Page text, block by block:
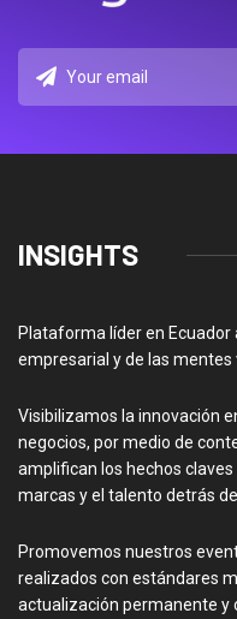
INSIGHTS
Plataforma líder en Ecuador
empresarial y de las
Visibilizamos la innovación
negocios, por medio de
amplifican los hechos
marcas y el talento detrás
Promovemos nuestros
realizados con estándares
actualización permanente y